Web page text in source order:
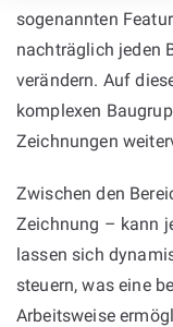
sogenannten
nachträglich jeden
verändern. Auf
komplexen
Zeichnungen
Zwischen den
Zeichnung – kann
lassen sich
steuern, was eine
Arbeitsweise